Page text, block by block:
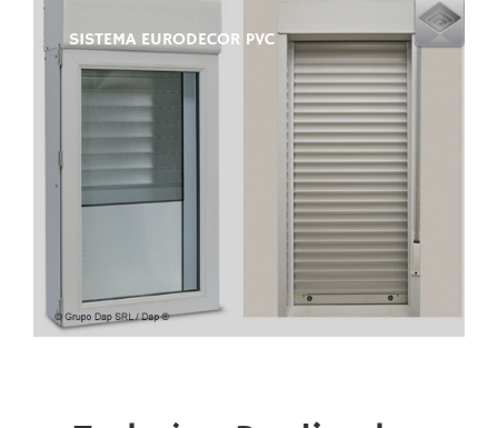
SISTEMA EURODECOR PVC